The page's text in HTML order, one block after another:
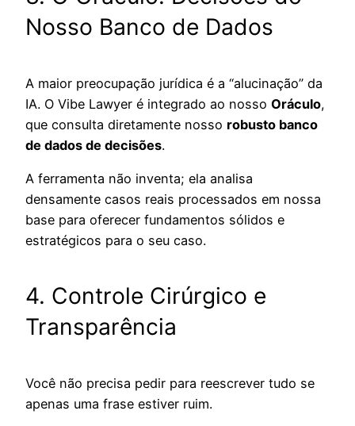
Nosso Banco de Dados
A maior preocupação jurídica é a “alucinação” da
IA. O Vibe Lawyer é integrado ao nosso Oráculo,
que consulta diretamente nosso robusto banco
de dados de decisões.
A ferramenta não inventa; ela analisa
densamente casos reais processados em nossa
base para oferecer fundamentos sólidos e
estratégicos para o seu caso.
4. Controle Cirúrgico e
Transparência
Você não precisa pedir para reescrever tudo se
apenas uma frase estiver ruim.